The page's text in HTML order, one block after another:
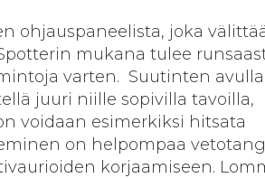
ohjauspaneelista, joka
mukana tulee
varten. Suutinten avulla
juuri niille sopivilla tavoilla,
voidaan esimerkiksi hitsata
on helpompaa
korjaamiseen.